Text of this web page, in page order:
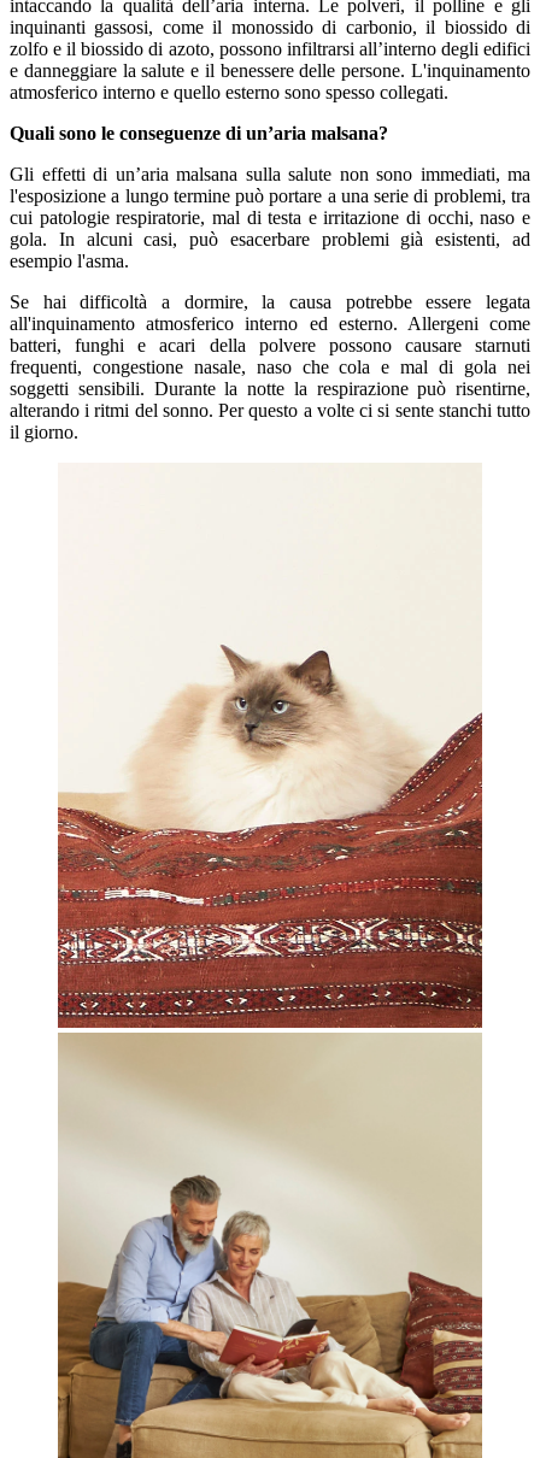
intaccando la qualità dell’aria interna. Le polveri, il polline e gli
inquinanti gassosi, come il monossido di carbonio, il biossido di
zolfo e il biossido di azoto, possono infiltrarsi all’interno degli edifici
e danneggiare la salute e il benessere delle persone. L'inquinamento
atmosferico interno e quello esterno sono spesso collegati.
Quali sono le conseguenze di un’aria malsana?
Gli effetti di un’aria malsana sulla salute non sono immediati, ma
l'esposizione a lungo termine può portare a una serie di problemi, tra
cui patologie respiratorie, mal di testa e irritazione di occhi, naso e
gola. In alcuni casi, può esacerbare problemi già esistenti, ad
esempio l'asma.
Se hai difficoltà a dormire, la causa potrebbe essere legata
all'inquinamento atmosferico interno ed esterno. Allergeni come
batteri, funghi e acari della polvere possono causare starnuti
frequenti, congestione nasale, naso che cola e mal di gola nei
soggetti sensibili. Durante la notte la respirazione può risentirne,
alterando i ritmi del sonno. Per questo a volte ci si sente stanchi tutto
il giorno.